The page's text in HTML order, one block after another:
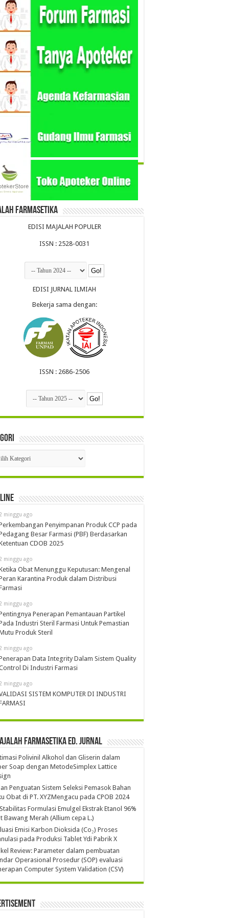
Farmasetika
EDISI MAJALAH POPULER
ISSN : 2528-0031
EDISI JURNAL ILMIAH
Bekerja sama dengan:
ISSN : 2686-2506
minggu ago
Penyimpanan Produk CCP pada
Besar Farmasi (PBF) Berdasarkan
CDOB 2025
minggu ago
Obat Menunggu Keputusan: Mengenal
Karantina Produk dalam Distribusi
minggu ago
Penerapan Pemantauan Partikel
Industri Steril Farmasi Untuk Pemastian
Produk Steril
minggu ago
Data Integrity Dalam Sistem Quality
Di Industri Farmasi
minggu ago
SISTEM KOMPUTER DI INDUSTRI
Farmasetika Ed. Jurnal
Polivinil Alkohol dan Gliserin dalam
Soap dengan MetodeSimplex Lattice
Penguatan Sistem Seleksi Pemasok Bahan
Obat di PT. XYZMengacu pada CPOB 2024
Formulasi Emulgel Ekstrak Etanol 96%
Bawang Merah (Allium cepa L.)
Emisi Karbon Dioksida (Co₂) Proses
pada Produksi Tablet Ydi Pabrik X
Review: Parameter dalam pembuatan
Operasional Prosedur (SOP) evaluasi
Computer System Validation (CSV)